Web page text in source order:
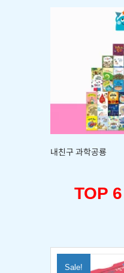
내친구 과학공룡
TOP 6
Sale!